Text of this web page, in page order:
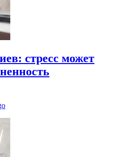
стресс может